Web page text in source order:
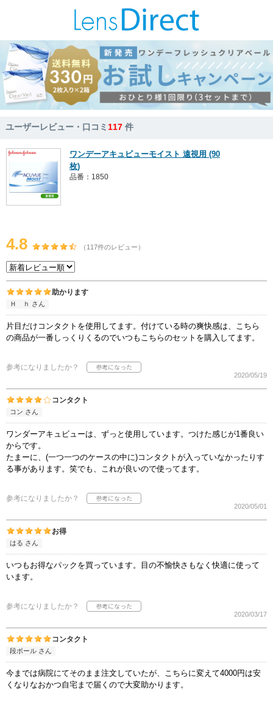
ユーザーレビュー・口コミ117 件
ワンデーアキュビューモイスト 遠視用 (90
枚)
品番：1850
4.8 （117件のレビュー）
助かります
Ｈ ｈ さん
片目だけコンタクトを使用してます。付けている時の爽快感は、こちら
の商品が一番しっくりくるのでいつもこちらのセットを購入してます。
参考になりましたか？
2020/05/19
コンタクト
コン さん
ワンダーアキュビューは、ずっと使用しています。つけた感じが1番良い
からです。
たまーに、(一つ一つのケースの中に)コンタクトが入っていなかったりす
る事があります。笑でも、これが良いので使ってます。
参考になりましたか？
2020/05/01
お得
はる さん
いつもお得なパックを買っています。目の不愉快さもなく快適に使って
います。
参考になりましたか？
2020/03/17
コンタクト
段ボール さん
今までは病院にてそのまま注文していたが、こちらに変えて4000円は安
くなりなおかつ自宅まで届くので大変助かります。